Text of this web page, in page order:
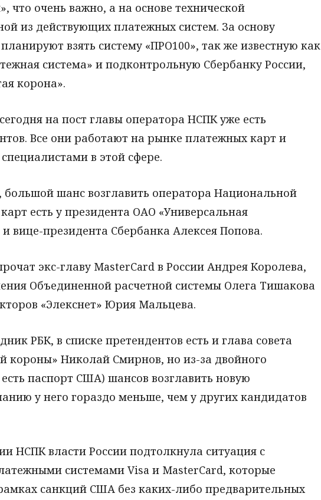
что очень важно, а на основе технической
из действующих платежных систем. За основу
взять систему «ПРО100», так же известную как
система» и подконтрольную Сбербанку России,
корона».
на пост главы оператора НСПК уже есть
Все они работают на рынке платежных карт и
в этой сфере.
шанс возглавить оператора Национальной
есть у президента ОАО «Универсальная
вице-президента Сбербанка Алексея Попова.
экс-главу MasterCard в России Андрея Королева,
Объединенной расчетной системы Олега Тишакова
«Элекснет» Юрия Мальцева.
РБК, в списке претендентов есть и глава совета
короны» Николай Смирнов, но из-за двойного
паспорт США) шансов возглавить новую
у него гораздо меньше, чем у других кандидатов
НСПК власти России подтолкнула ситуация с
системами Visa и MasterCard, которые
санкций США без каких-либо предварительных